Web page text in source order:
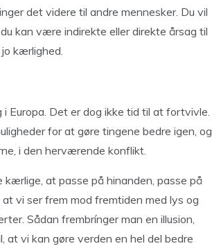
det videre til andre mennesker. Du vil
kan være indirekte eller direkte årsag til
kærlighed.
Europa. Det er dog ikke tid til at fortvivle.
for at gøre tingene bedre igen, og
i den herværende konflikt.
at passe på hinanden, passe på
vi ser frem mod fremtiden med lys og
Sådan frembrínger man en illusion,
at vi kan gøre verden en hel del bedre